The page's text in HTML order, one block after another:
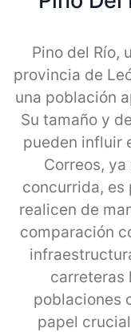
Pino del Río,
provincia de
una población
Su tamaño y
pueden influir
Correos, ya
concurrida, es
realicen de
comparación
carreteras
poblaciones
papel